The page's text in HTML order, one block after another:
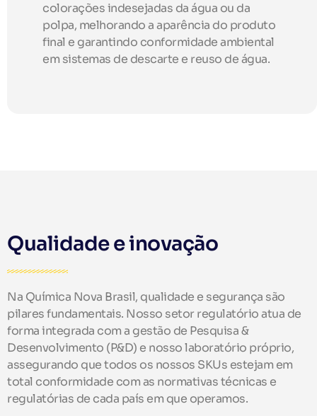
colorações indesejadas da água ou da
polpa, melhorando a aparência do produto
final e garantindo conformidade ambiental
em sistemas de descarte e reuso de água.
Qualidade e inovação
Na Química Nova Brasil, qualidade e segurança são
pilares fundamentais. Nosso setor regulatório atua de
forma integrada com a gestão de Pesquisa &
Desenvolvimento (P&D) e nosso laboratório próprio,
assegurando que todos os nossos SKUs estejam em
total conformidade com as normativas técnicas e
regulatórias de cada país em que operamos.